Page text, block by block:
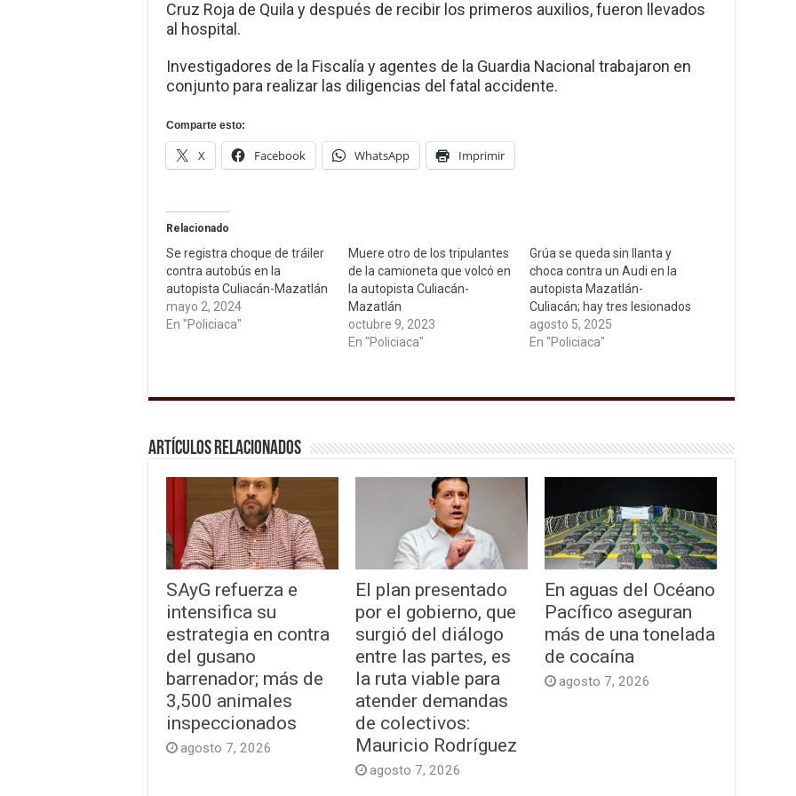
Cruz Roja de Quila y después de recibir los primeros auxilios, fueron llevados
al hospital.
Investigadores de la Fiscalía y agentes de la Guardia Nacional trabajaron en
conjunto para realizar las diligencias del fatal accidente.
Comparte esto:
X Facebook WhatsApp Imprimir
Relacionado
Se registra choque de tráiler
contra autobús en la
autopista Culiacán-Mazatlán
mayo 2, 2024
En "Policiaca"
Muere otro de los tripulantes
de la camioneta que volcó en
la autopista Culiacán-
Mazatlán
octubre 9, 2023
En "Policiaca"
Grúa se queda sin llanta y
choca contra un Audi en la
autopista Mazatlán-
Culiacán; hay tres lesionados
agosto 5, 2025
En "Policiaca"
Artículos relacionados
SAyG refuerza e
intensifica su
estrategia en contra
del gusano
barrenador; más de
3,500 animales
inspeccionados
agosto 7, 2026
El plan presentado
por el gobierno, que
surgió del diálogo
entre las partes, es
la ruta viable para
atender demandas
de colectivos:
Mauricio Rodríguez
agosto 7, 2026
En aguas del Océano
Pacífico aseguran
más de una tonelada
de cocaína
agosto 7, 2026